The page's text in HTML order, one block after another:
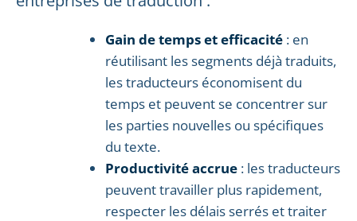
Gain de temps et efficacité : en
réutilisant les segments déjà traduits,
les traducteurs économisent du
temps et peuvent se concentrer sur
les parties nouvelles ou spécifiques
du texte.
Productivité accrue : les traducteurs
peuvent travailler plus rapidement,
respecter les délais serrés et traiter